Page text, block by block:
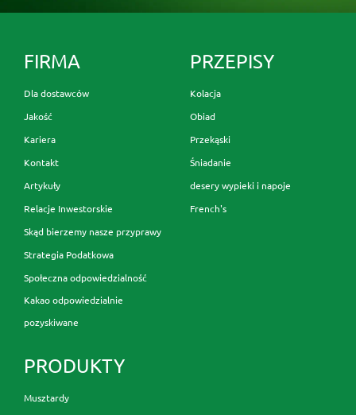
FIRMA
Dla dostawców
Jakość
Kariera
Kontakt
Artykuły
Relacje Inwestorskie
Skąd bierzemy nasze przyprawy
Strategia Podatkowa
Społeczna odpowiedzialność
Kakao odpowiedzialnie
pozyskiwane
PRZEPISY
Kolacja
Obiad
Przekąski
Śniadanie
desery wypieki i napoje
French's
PRODUKTY
Musztardy